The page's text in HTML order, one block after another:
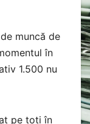
muncă de
în
1.500 nu
pe toți în